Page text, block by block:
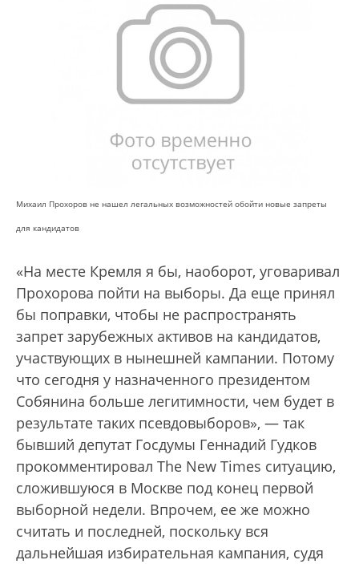
Михаил Прохоров не нашел легальных возможностей обойти новые запреты
для кандидатов
«На месте Кремля я бы, наоборот, уговаривал
Прохорова пойти на выборы. Да еще принял
бы поправки, чтобы не распространять
запрет зарубежных активов на кандидатов,
участвующих в нынешней кампании. Потому
что сегодня у назначенного президентом
Собянина больше легитимности, чем будет в
результате таких псевдовыборов», — так
бывший депутат Госдумы Геннадий Гудков
прокомментировал The New Times ситуацию,
сложившуюся в Москве под конец первой
выборной недели. Впрочем, ее же можно
считать и последней, поскольку вся
дальнейшая избирательная кампания, судя